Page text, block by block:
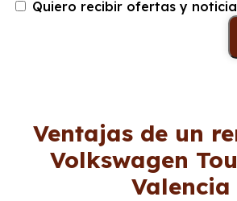
Quiero recibir ofertas y
Ventajas de un
Volkswagen
Valencia